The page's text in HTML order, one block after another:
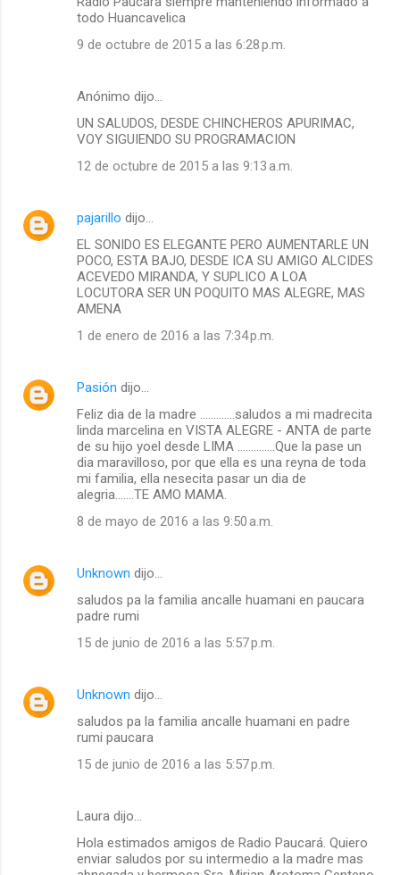
s
todo Huancavelica
9 de octubre de 2015 a las 6:28 p.m.
Anónimo dijo…
UN SALUDOS, DESDE CHINCHEROS APURIMAC,
VOY SIGUIENDO SU PROGRAMACION
12 de octubre de 2015 a las 9:13 a.m.
pajarillo dijo…
EL SONIDO ES ELEGANTE PERO AUMENTARLE UN
POCO, ESTA BAJO, DESDE ICA SU AMIGO ALCIDES
ACEVEDO MIRANDA, Y SUPLICO A LOA
LOCUTORA SER UN POQUITO MAS ALEGRE, MAS
AMENA
1 de enero de 2016 a las 7:34 p.m.
Pasión dijo…
Feliz dia de la madre .............saludos a mi madrecita
linda marcelina en VISTA ALEGRE - ANTA de parte
de su hijo yoel desde LIMA ..............Que la pase un
dia maravilloso, por que ella es una reyna de toda
mi familia, ella nesecita pasar un dia de
alegria.......TE AMO MAMA.
8 de mayo de 2016 a las 9:50 a.m.
Unknown dijo…
saludos pa la familia ancalle huamani en paucara
padre rumi
15 de junio de 2016 a las 5:57 p.m.
Unknown dijo…
saludos pa la familia ancalle huamani en padre
rumi paucara
15 de junio de 2016 a las 5:57 p.m.
Laura dijo…
Hola estimados amigos de Radio Paucará. Quiero
enviar saludos por su intermedio a la madre mas